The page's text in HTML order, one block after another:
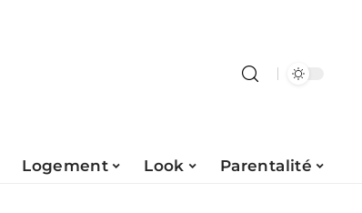
Logement Look Parentalité